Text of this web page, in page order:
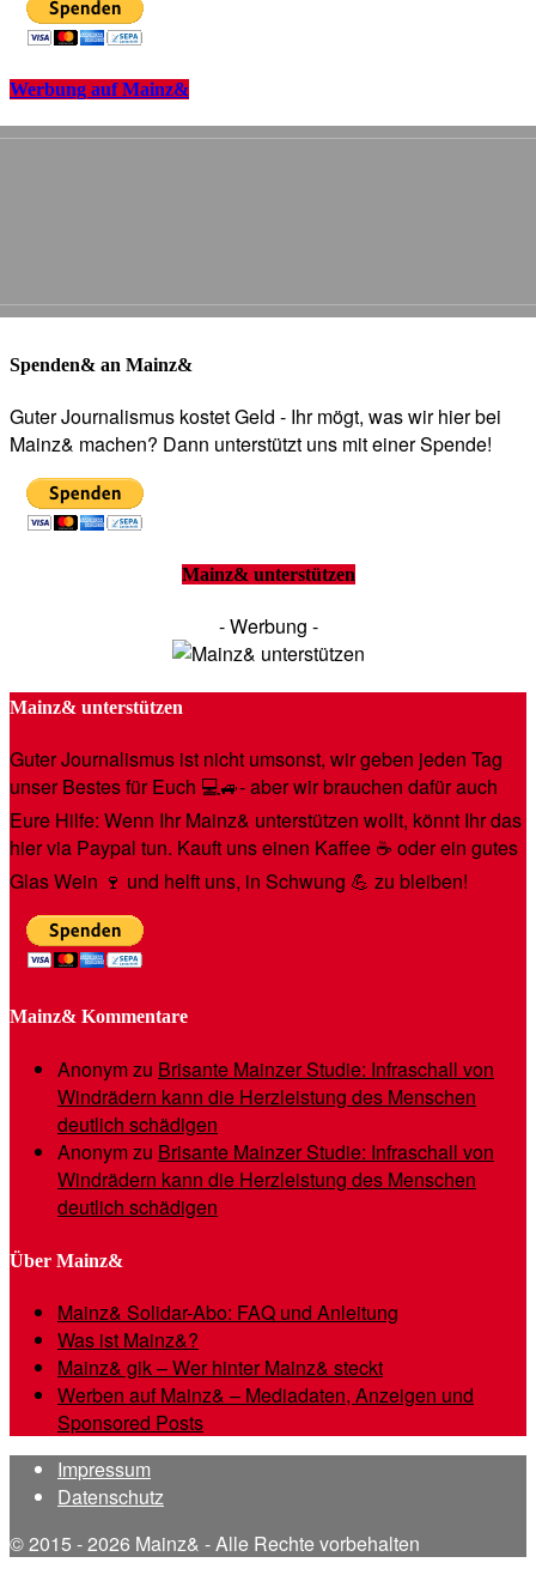
Werbung auf Mainz&
Spenden& an Mainz&
Guter Journalismus kostet Geld - Ihr mögt, was wir hier bei
Mainz& machen? Dann unterstützt uns mit einer Spende!
Mainz& unterstützen
- Werbung -
Mainz& unterstützen
Guter Journalismus ist nicht umsonst, wir geben jeden Tag
unser Bestes für Euch 💻🚙- aber wir brauchen dafür auch
Eure Hilfe: Wenn Ihr Mainz& unterstützen wollt, könnt Ihr das
hier via Paypal tun. Kauft uns einen Kaffee ☕️ oder ein gutes
Glas Wein 🍷 und helft uns, in Schwung 💪 zu bleiben!
Mainz& Kommentare
Anonymzu Brisante Mainzer Studie: Infraschall von
Windrädern kann die Herzleistung des Menschen
deutlich schädigen
Anonymzu Brisante Mainzer Studie: Infraschall von
Windrädern kann die Herzleistung des Menschen
deutlich schädigen
Über Mainz&
Mainz& Solidar-Abo: FAQ und Anleitung
Was ist Mainz&?
Mainz& gik – Wer hinter Mainz& steckt
Werben auf Mainz& – Mediadaten, Anzeigen und
Sponsored Posts
Impressum
Datenschutz
© 2015 - 2026 Mainz& - Alle Rechte vorbehalten